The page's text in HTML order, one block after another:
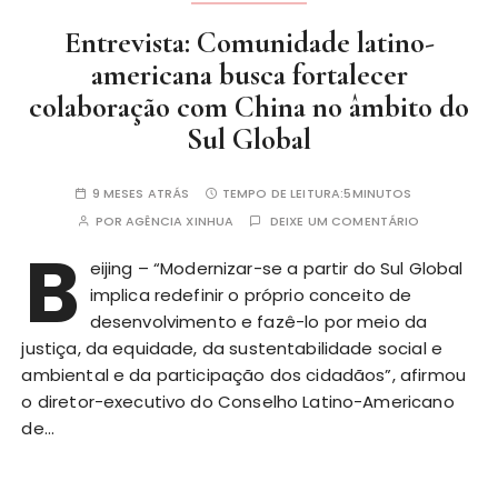
Entrevista: Comunidade latino-
americana busca fortalecer
colaboração com China no âmbito do
Sul Global
9 MESES ATRÁS TEMPO DE LEITURA:5MINUTOS
PORAGÊNCIA XINHUA DEIXE UM COMENTÁRIO
B eijing – “Modernizar-se a partir do Sul Global
implica redefinir o próprio conceito de
desenvolvimento e fazê-lo por meio da
justiça, da equidade, da sustentabilidade social e
ambiental e da participação dos cidadãos”, afirmou
o diretor-executivo do Conselho Latino-Americano
de…